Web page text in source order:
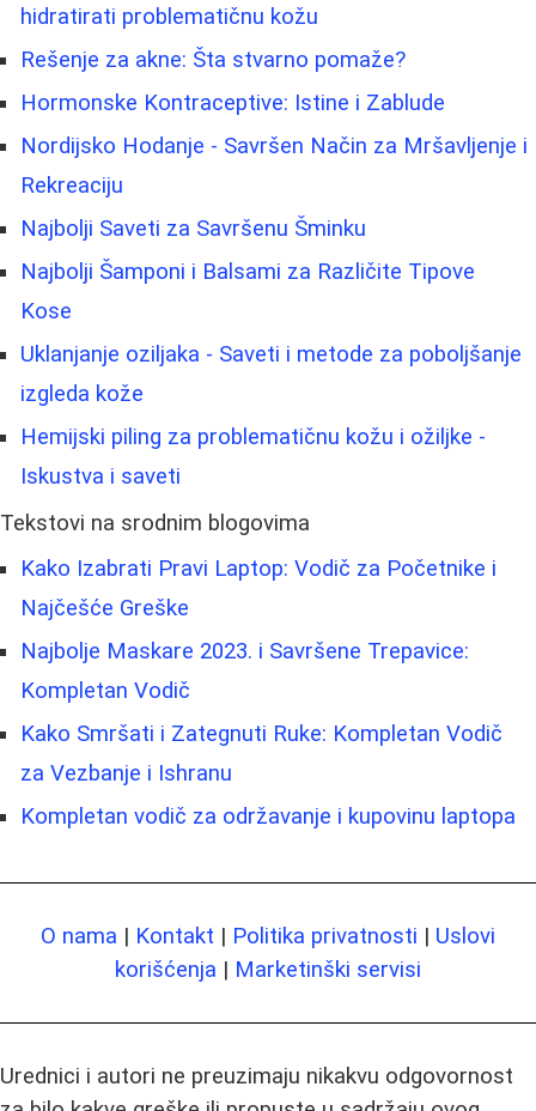
hidratirati problematičnu kožu
Rešenje za akne: Šta stvarno pomaže?
Hormonske Kontraceptive: Istine i Zablude
Nordijsko Hodanje - Savršen Način za Mršavljenje i
Rekreaciju
Najbolji Saveti za Savršenu Šminku
Najbolji Šamponi i Balsami za Različite Tipove
Kose
Uklanjanje oziljaka - Saveti i metode za poboljšanje
izgleda kože
Hemijski piling za problematičnu kožu i ožiljke -
Iskustva i saveti
Tekstovi na srodnim blogovima
Kako Izabrati Pravi Laptop: Vodič za Početnike i
Najčešće Greške
Najbolje Maskare 2023. i Savršene Trepavice:
Kompletan Vodič
Kako Smršati i Zategnuti Ruke: Kompletan Vodič
za Vezbanje i Ishranu
Kompletan vodič za održavanje i kupovinu laptopa
O nama | Kontakt | Politika privatnosti | Uslovi
korišćenja | Marketinški servisi
Urednici i autori ne preuzimaju nikakvu odgovornost